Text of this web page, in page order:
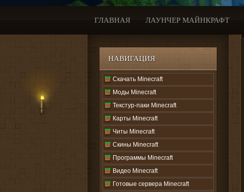
ГЛАВНАЯ ЛАУНЧЕР МАЙНКРАФТ
НАВИГАЦИЯ
Скачать Minecraft
Моды Minecraft
Текстур-паки Minecraft
Карты Minecraft
Читы Minecraft
Скины Minecraft
Программы Minecraft
Видео Minecraft
Готовые сервера Minecraft